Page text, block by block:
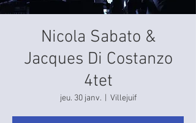
Nicola Sabato &
Jacques Di Costanzo
4tet
jeu. 30 janv.
  |
Villejuif